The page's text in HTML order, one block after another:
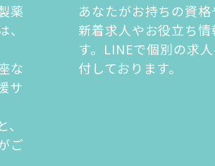
薬
な
サ
ご
あなたがお持ちの資格
新着求人やお役立ち
す。LINEで個別の求
付しております。